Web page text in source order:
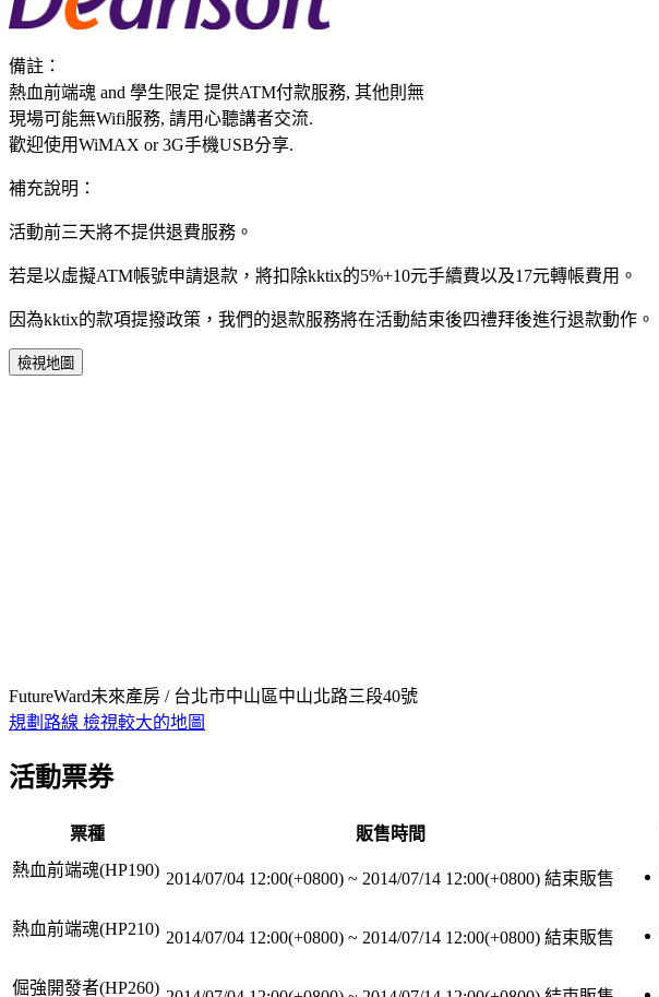
備註：
熱血前端魂 and 學生限定 提供ATM付款服務, 其他則無
現場可能無Wifi服務, 請用心聽講者交流.
歡迎使用WiMAX or 3G手機USB分享.
補充說明：
活動前三天將不提供退費服務。
若是以虛擬ATM帳號申請退款，將扣除kktix的5%+10元手續費以及17元轉帳費用。
因為kktix的款項提撥政策，我們的退款服務將在活動結束後四禮拜後進行退款動作。
檢視地圖
FutureWard未來產房 / 台北市中山區中山北路三段40號
規劃路線 檢視較大的地圖
活動票券
票種 販售時間
熱血前端魂(HP190) 2014/07/04 12:00(+0800) ~ 2014/07/14 12:00(+0800) 結束販售
熱血前端魂(HP210) 2014/07/04 12:00(+0800) ~ 2014/07/14 12:00(+0800) 結束販售
倔強開發者(HP260)